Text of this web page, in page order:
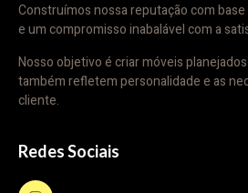
Construímos nossa reputação com
e um compromisso inabalável com a
Nosso objetivo é criar móveis
também refletem personalidade e as
cliente.
Redes Sociais